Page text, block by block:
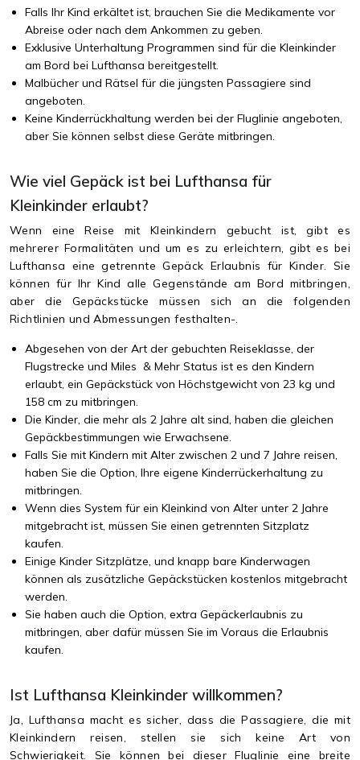
Falls Ihr Kind erkältet ist, brauchen Sie die Medikamente vor
Abreise oder nach dem Ankommen zu geben.
Exklusive Unterhaltung Programmen sind für die Kleinkinder
am Bord bei Lufthansa bereitgestellt.
Malbücher und Rätsel für die jüngsten Passagiere sind
angeboten.
Keine Kinderrückhaltung werden bei der Fluglinie angeboten,
aber Sie können selbst diese Geräte mitbringen.
Wie viel Gepäck ist bei Lufthansa für
Kleinkinder erlaubt?
Wenn eine Reise mit Kleinkindern gebucht ist, gibt es
mehrerer Formalitäten und um es zu erleichtern, gibt es bei
Lufthansa eine getrennte Gepäck Erlaubnis für Kinder. Sie
können für Ihr Kind alle Gegenstände am Bord mitbringen,
aber die Gepäckstücke müssen sich an die folgenden
Richtlinien und Abmessungen festhalten-.
Abgesehen von der Art der gebuchten Reiseklasse, der
Flugstrecke und Miles & Mehr Status ist es den Kindern
erlaubt, ein Gepäckstück von Höchstgewicht von 23 kg und
158 cm zu mitbringen.
Die Kinder, die mehr als 2 Jahre alt sind, haben die gleichen
Gepäckbestimmungen wie Erwachsene.
Falls Sie mit Kindern mit Alter zwischen 2 und 7 Jahre reisen,
haben Sie die Option, Ihre eigene Kinderrückerhaltung zu
mitbringen.
Wenn dies System für ein Kleinkind von Alter unter 2 Jahre
mitgebracht ist, müssen Sie einen getrennten Sitzplatz
kaufen.
Einige Kinder Sitzplätze, und knapp bare Kinderwagen
können als zusätzliche Gepäckstücken kostenlos mitgebracht
werden.
Sie haben auch die Option, extra Gepäckerlaubnis zu
mitbringen, aber dafür müssen Sie im Voraus die Erlaubnis
kaufen.
Ist Lufthansa Kleinkinder willkommen?
Ja, Lufthansa macht es sicher, dass die Passagiere, die mit
Kleinkindern reisen, stellen sie sich keine Art von
Schwierigkeit. Sie können bei dieser Fluglinie eine breite